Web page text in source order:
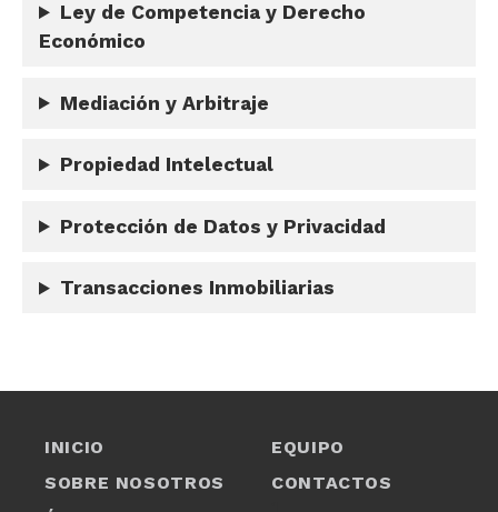
Ley de Competencia y Derecho
Económico
Mediación y Arbitraje
Propiedad Intelectual
Protección de Datos y Privacidad
Transacciones Inmobiliarias
INICIO
SOBRE NOSOTROS
EQUIPO
CONTACTOS